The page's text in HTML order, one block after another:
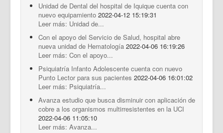
Unidad de Dental del hospital de Iquique cuenta con
nuevo equipamiento 2022-04-12 15:19:31
Leer más: Unidad de...
Con el apoyo del Servicio de Salud, hospital abre
nueva unidad de Hematología 2022-04-06 16:19:26
Leer más: Con el apoyo...
Psiquiatría Infanto Adolescente cuenta con nuevo
Punto Lector para sus pacientes 2022-04-06 16:01:02
Leer más: Psiquiatría...
Avanza estudio que busca disminuir con aplicación de
cobre a los organismos multirresistentes en la UCI
2022-04-06 11:05:10
Leer más: Avanza...